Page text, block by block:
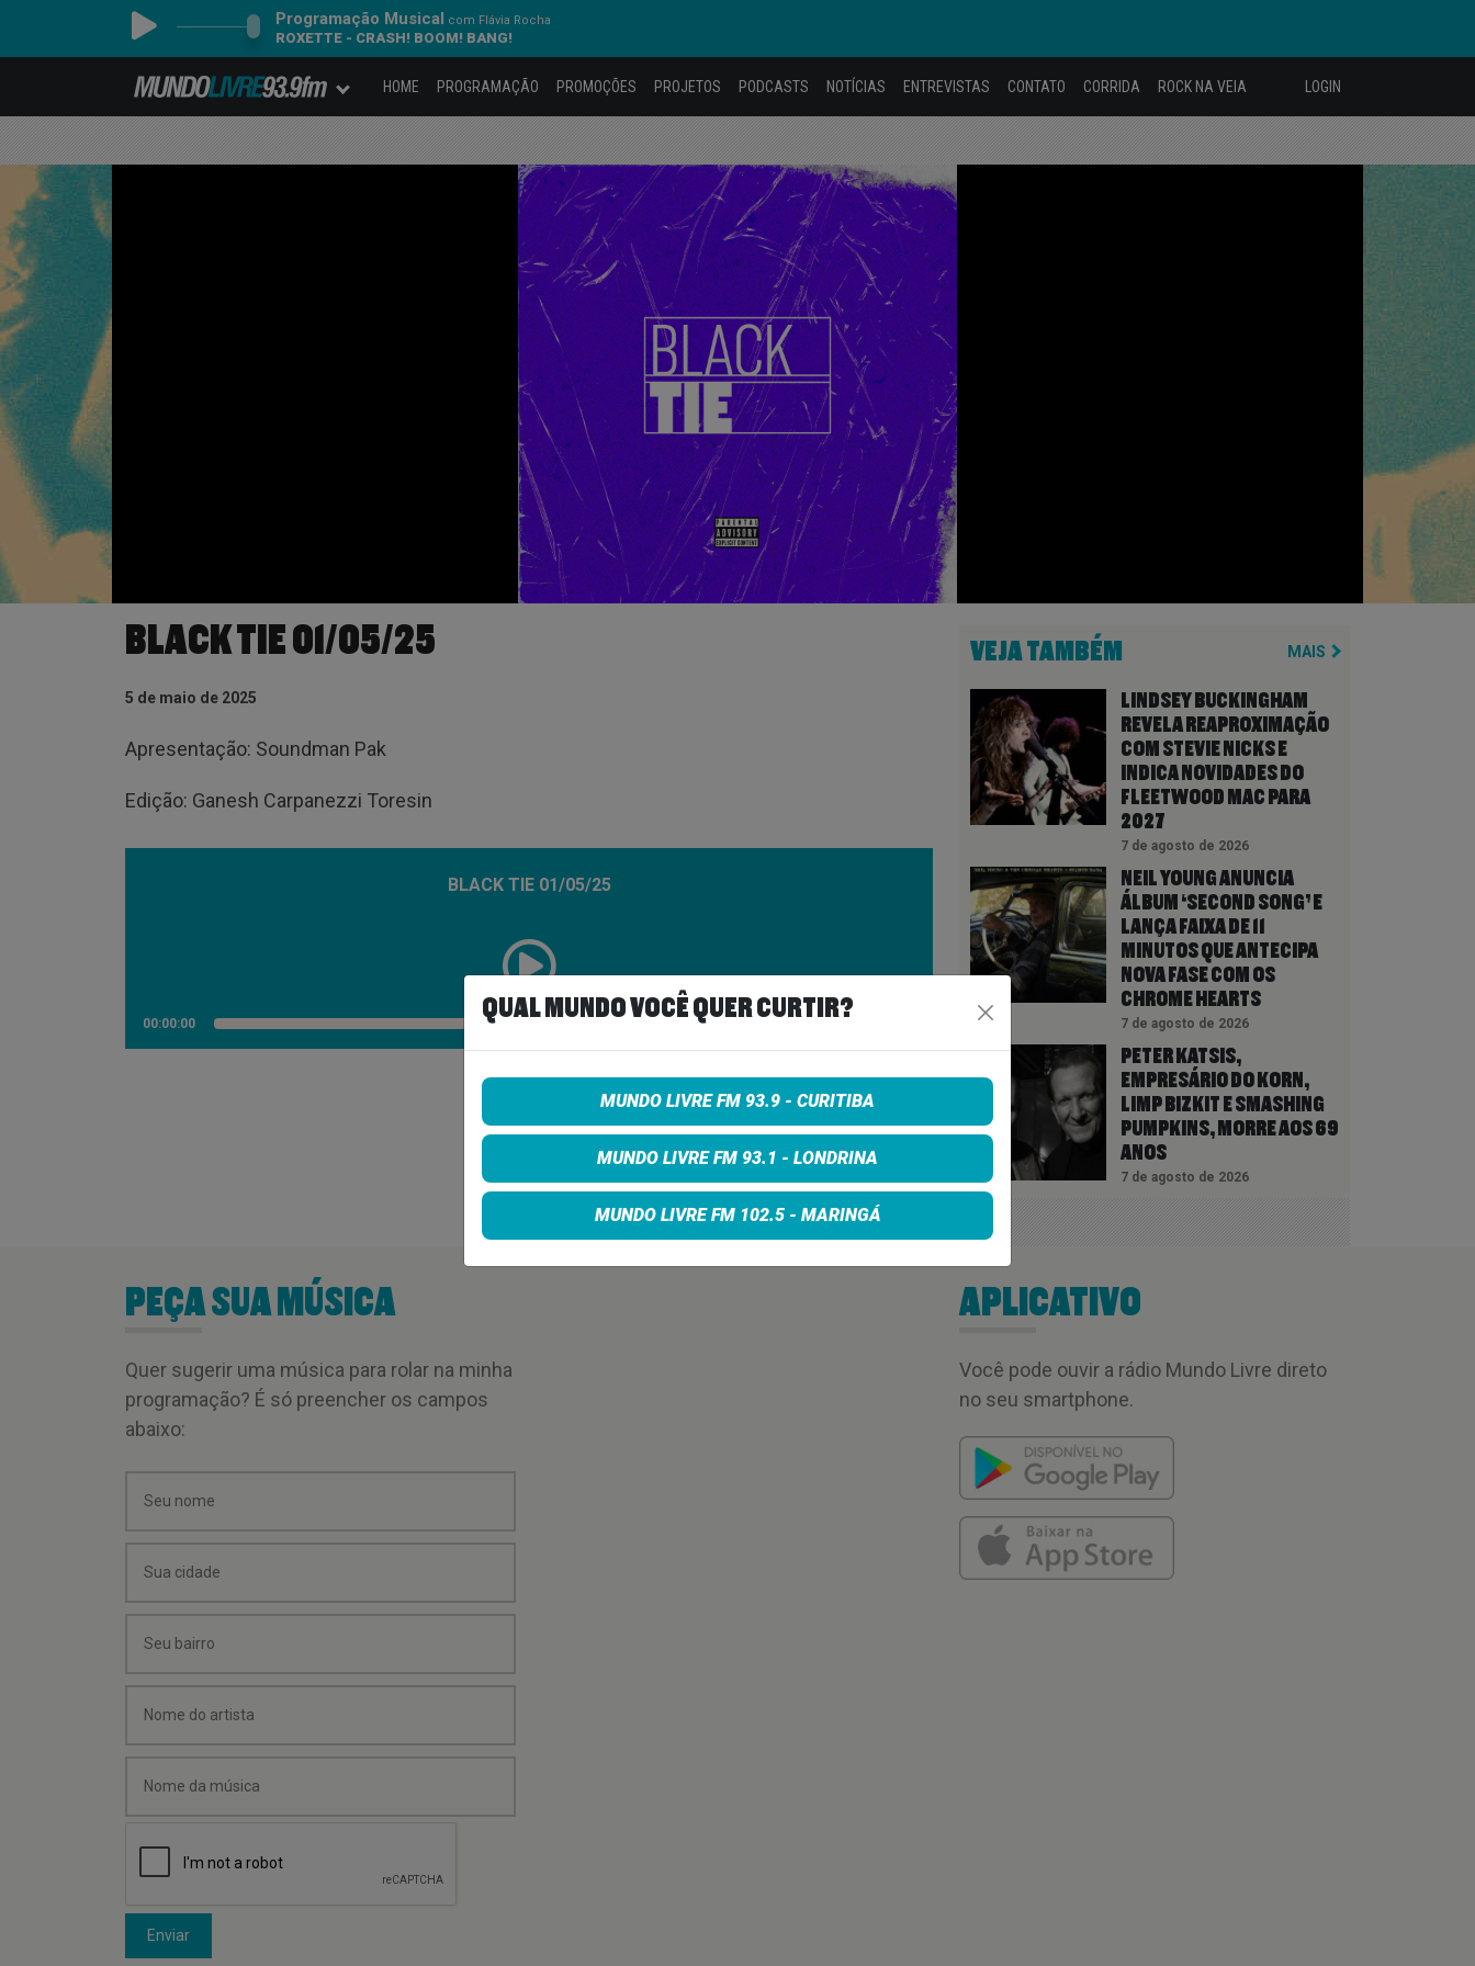
Programação Musical com Flávia Rocha
ROXETTE - CRASH! BOOM! BANG!
HOME PROGRAMAÇÃO PROMOÇÕES PROJETOS PODCASTS NOTÍCIAS ENTREVISTAS CONTATO CORRIDA ROCK NA VEIA LOGIN
BLACK TIE 01/05/25
5 de maio de 2025
Apresentação: Soundman Pak
Edição: Ganesh Carpanezzi Toresin
BLACK TIE 01/05/25
00:00:00
VEJA TAMBÉM MAIS
LINDSEY BUCKINGHAM
REVELA REAPROXIMAÇÃO
COM STEVIE NICKS E
INDICA NOVIDADES DO
FLEETWOOD MAC PARA
2027
7 de agosto de 2026
NEIL YOUNG ANUNCIA
ÁLBUM ‘SECOND SONG’ E
LANÇA FAIXA DE 11
MINUTOS QUE ANTECIPA
NOVA FASE COM OS
CHROME HEARTS
7 de agosto de 2026
PETER KATSIS,
EMPRESÁRIO DO KORN,
LIMP BIZKIT E SMASHING
PUMPKINS, MORRE AOS 69
ANOS
7 de agosto de 2026
PEÇA SUA MÚSICA
Quer sugerir uma música para rolar na minha
programação? É só preencher os campos
abaixo:
Enviar
APLICATIVO
Você pode ouvir a rádio Mundo Livre direto
no seu smartphone.
QUAL MUNDO VOCÊ QUER CURTIR?
MUNDO LIVRE FM 93.9 - CURITIBA
MUNDO LIVRE FM 93.1 - LONDRINA
MUNDO LIVRE FM 102.5 - MARINGÁ